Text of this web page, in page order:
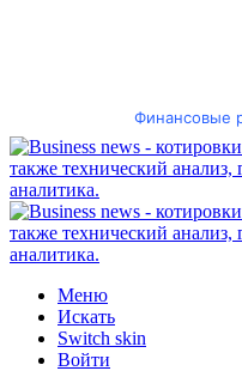
Финансовые
Меню
Искать
Switch skin
Войти